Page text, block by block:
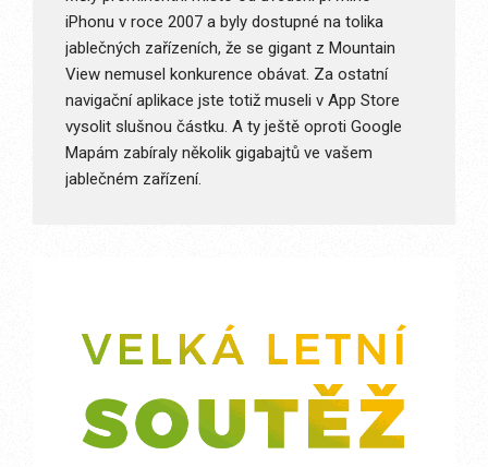
iPhonu v roce 2007 a byly dostupné na tolika
jablečných zařízeních, že se gigant z Mountain
View nemusel konkurence obávat. Za ostatní
navigační aplikace jste totiž museli v App Store
vysolit slušnou částku. A ty ještě oproti Google
Mapám zabíraly několik gigabajtů ve vašem
jablečném zařízení.